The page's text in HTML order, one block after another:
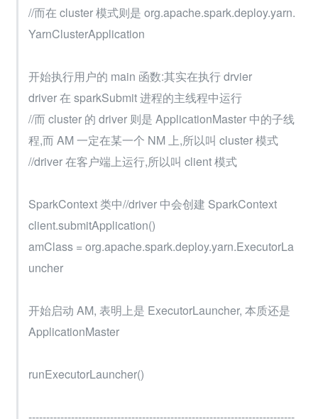
//而在 cluster 模式则是 org.apache.spark.deploy.yarn.
YarnClusterApplication
开始执行用户的 main 函数:其实在执行 drvier
driver 在 sparkSubmit 进程的主线程中运行
//而 cluster 的 driver 则是 ApplicationMaster 中的子线
程,而 AM 一定在某一个 NM 上,所以叫 cluster 模式
//driver 在客户端上运行,所以叫 client 模式
SparkContext 类中//driver 中会创建 SparkContext
client.submitApplication()
amClass = org.apache.spark.deploy.yarn.ExecutorLa
uncher
开始启动 AM, 表明上是 ExecutorLauncher, 本质还是
ApplicationMaster
runExecutorLauncher()